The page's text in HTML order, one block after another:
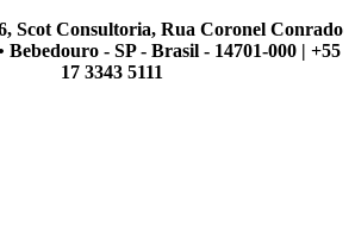
Scot Consultoria, Rua Coronel Conrado
Bebedouro - SP - Brasil - 14701-000 | +55
17 3343 5111